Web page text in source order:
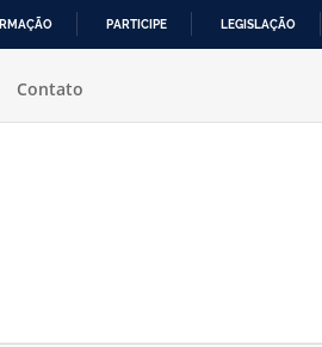
PARTICIPE LEGISLAÇÃO
Contato